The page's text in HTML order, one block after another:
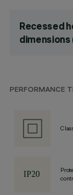
Recessed
dimensions
PERFORMANCE